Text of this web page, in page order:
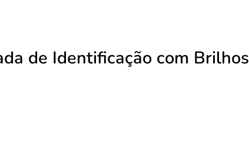
de Identificação com Brilhos